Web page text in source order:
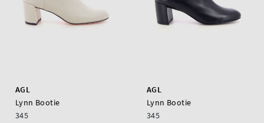
AGL
Lynn Bootie
345
AGL
Lynn Bootie
345